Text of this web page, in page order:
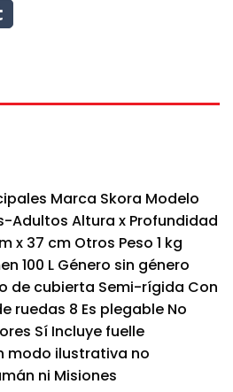
Marca Skora Modelo
Adultos Altura x Profundidad
x 37 cm Otros Peso 1 kg
100 L Género sin género
de cubierta Semi-rígida Con
ruedas 8 Es plegable No
Sí Incluye fuelle
modo ilustrativa no
ni Misiones